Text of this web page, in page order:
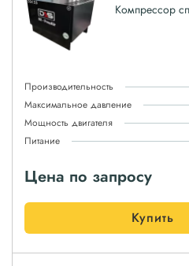
Компрессор
Производительность
Максимальное давление
Мощность двигателя
Питание
Цена по запросу
Купить